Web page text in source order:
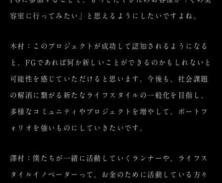
容室に行ってみたい」と思えるようにしたいですよね。
木村：このプロジェクトが成功して認知されるようになる
と、FGであれば何か新しいことができるのかもしれないと
可能性を感じていただけると思います。今後も、社会課題
の解消に繋がる新たなライフスタイルの一般化を目指し、
多様なコミュニティやプロジェクトを増やして、ポートフ
ォリオを強いものにしていきたいです。
澤村：僕たちが一緒に活動していくランナーや、ライフス
タイルイノベーターって、お金のために活動している方々